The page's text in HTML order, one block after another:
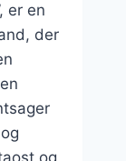
er en
der
og